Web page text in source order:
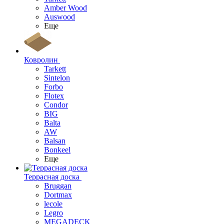
Amber Wood
Auswood
Еще
Ковролин
Tarkett
Sintelon
Forbo
Flotex
Condor
BIG
Balta
AW
Balsan
Bonkeel
Еще
Террасная доска
Bruggan
Dortmax
lecole
Legro
MEGADECK